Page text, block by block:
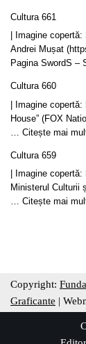
Cultura 661
| Imagine
Andrei Mușat
Pagina SwordS –
Cultura 660
| Imagine copertă:
House” (FOX
Citește mai
Cultura 659
| Imagine
Ministerul Culturii
… Citește mai
Copyright:
Graficante |